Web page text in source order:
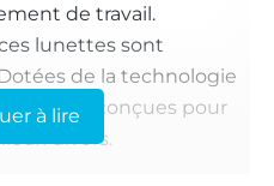
de travail.
lunettes sont
de la technologie
sont conçues pour
divers.
à lire